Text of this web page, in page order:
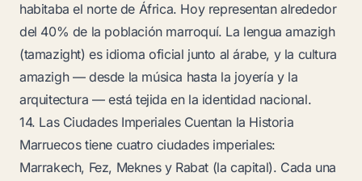
habitaba el norte de África. Hoy representan alrededor
del 40% de la población marroquí. La lengua amazigh
(tamazight) es idioma oficial junto al árabe, y la cultura
amazigh — desde la música hasta la joyería y la
arquitectura — está tejida en la identidad nacional.
14. Las Ciudades Imperiales Cuentan la Historia
Marruecos tiene cuatro ciudades imperiales:
Marrakech, Fez, Meknes y Rabat (la capital). Cada una